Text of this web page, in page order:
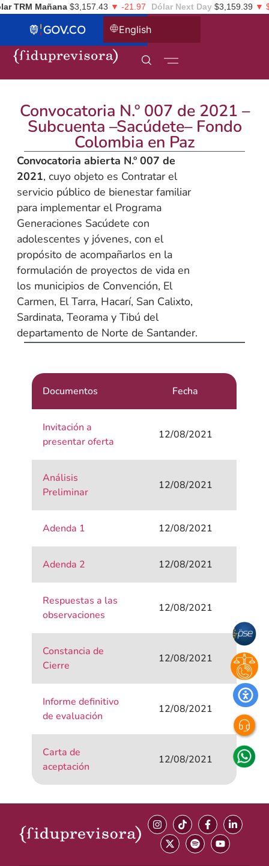
TRM Mañana $3,157.43 ▼ -21.97 Dólar Next Day $3,159.39 ▼ $-
English
Convocatoria N.º 007 de 2021 –
Subcuenta –Sacúdete– Fondo
Colombia en Paz
Convocatoria abierta N.º 007 de
2021, cuyo objeto es Contratar el
servicio público de bienestar familiar
para implementar el Programa
Generaciones Sacúdete con
adolescentes y jóvenes, con el
propósito de acompañarlos en la
formulación de proyectos de vida en
los municipios de Convención, El
Carmen, El Tarra, Hacarí, San Calixto,
Sardinata, Teorama y Tibú del
departamento de Norte de Santander.
Documentos Fecha
Invitación a
presentar oferta
12/08/2021
Análisis
Preliminar
12/08/2021
Adenda 1 12/08/2021
Adenda 2 12/08/2021
Respuestas a las
observaciones
12/08/2021
Constancia de
Cierre
12/08/2021
Informe definitivo
de evaluación
12/08/2021
Carta de
aceptación
12/08/2021